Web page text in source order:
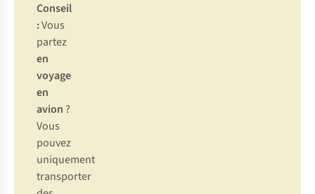
Conseil
:Vous
partez
en
voyage
en
avion ?
Vous
pouvez
uniquement
transporter